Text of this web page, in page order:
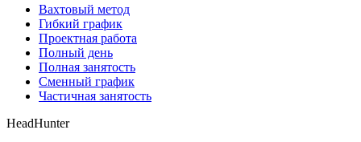
Вахтовый метод
Гибкий график
Проектная работа
Полный день
Полная занятость
Сменный график
Частичная занятость
HeadHunter